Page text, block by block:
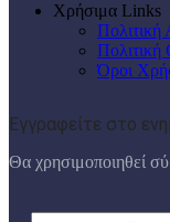
Χρήσιμα Links
Πολιτική
Πολιτική
Όροι
Εγγραφείτε στο
Θα χρησιμοποιηθεί